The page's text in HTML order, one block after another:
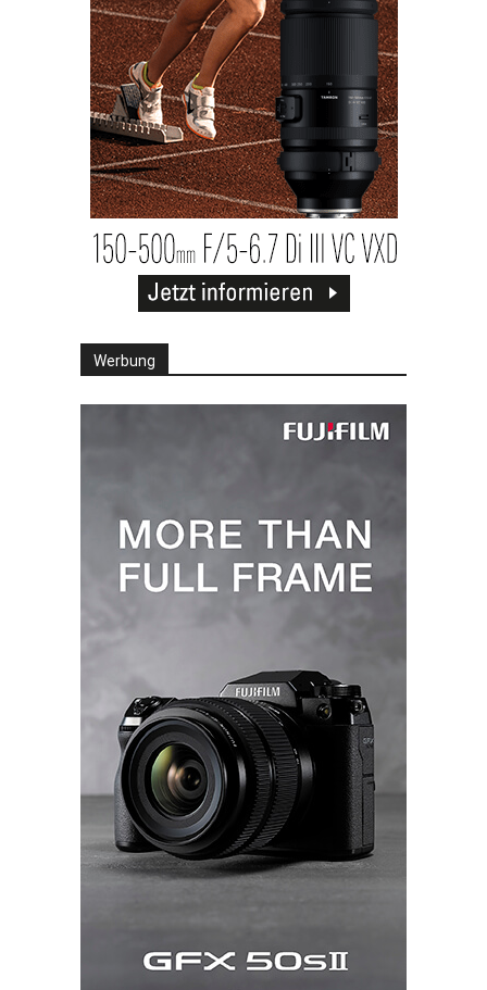
Werbung